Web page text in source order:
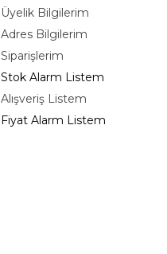
Üyelik Bilgilerim
Adres Bilgilerim
Siparişlerim
Stok Alarm Listem
Alışveriş Listem
Fiyat Alarm Listem